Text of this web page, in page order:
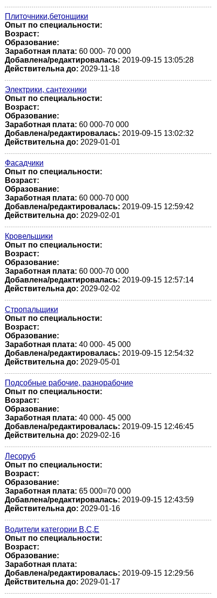
Плиточники,бетонщики
Опыт по специальности:
Возраст:
Образование:
Заработная плата: 60 000- 70 000
Добавлена/редактировалась: 2019-09-15 13:05:28
Действительна до: 2029-11-18
Электрики, сантехники
Опыт по специальности:
Возраст:
Образование:
Заработная плата: 60 000-70 000
Добавлена/редактировалась: 2019-09-15 13:02:32
Действительна до: 2029-01-01
Фасадчики
Опыт по специальности:
Возраст:
Образование:
Заработная плата: 60 000-70 000
Добавлена/редактировалась: 2019-09-15 12:59:42
Действительна до: 2029-02-01
Кровельщики
Опыт по специальности:
Возраст:
Образование:
Заработная плата: 60 000-70 000
Добавлена/редактировалась: 2019-09-15 12:57:14
Действительна до: 2029-02-02
Стропальщики
Опыт по специальности:
Возраст:
Образование:
Заработная плата: 40 000- 45 000
Добавлена/редактировалась: 2019-09-15 12:54:32
Действительна до: 2029-05-01
Подсобные рабочие, разнорабочие
Опыт по специальности:
Возраст:
Образование:
Заработная плата: 40 000- 45 000
Добавлена/редактировалась: 2019-09-15 12:46:45
Действительна до: 2029-02-16
Лесоруб
Опыт по специальности:
Возраст:
Образование:
Заработная плата: 65 000=70 000
Добавлена/редактировалась: 2019-09-15 12:43:59
Действительна до: 2029-01-16
Водители категории В,С,Е
Опыт по специальности:
Возраст:
Образование:
Заработная плата:
Добавлена/редактировалась: 2019-09-15 12:29:56
Действительна до: 2029-01-17